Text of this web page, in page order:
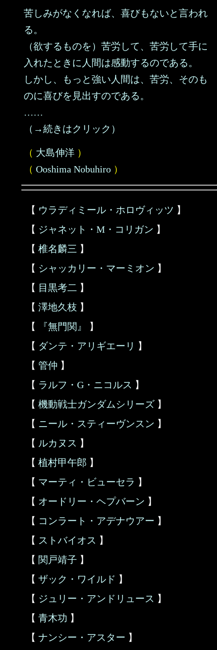
苦しみがなくなれば、喜びもないと言われ
る。
（欲するものを）苦労して、苦労して手に
入れたときに人間は感動するのである。
しかし、もっと強い人間は、苦労、そのも
のに喜びを見出すのである。
……
（→続きはクリック）
（ 大島伸洋 ）
（ Ooshima Nobuhiro ）
【 ウラディミール・ホロヴィッツ 】
【 ジャネット・M・コリガン 】
【 椎名麟三 】
【 シャッカリー・マーミオン 】
【 目黒考二 】
【 澤地久枝 】
【
『無門関』
】
【 ダンテ・アリギエーリ 】
【 管仲 】
【 ラルフ・G・ニコルス 】
【 機動戦士ガンダムシリーズ 】
【 ニール・スティーヴンスン 】
【 ルカヌス 】
【 植村甲午郎 】
【 マーティ・ビューセラ 】
【 オードリー・ヘプバーン 】
【 コンラート・アデナウアー 】
【 ストバイオス 】
【 関戸靖子 】
【 ザック・ワイルド 】
【 ジュリー・アンドリュース 】
【 青木功 】
【 ナンシー・アスター 】